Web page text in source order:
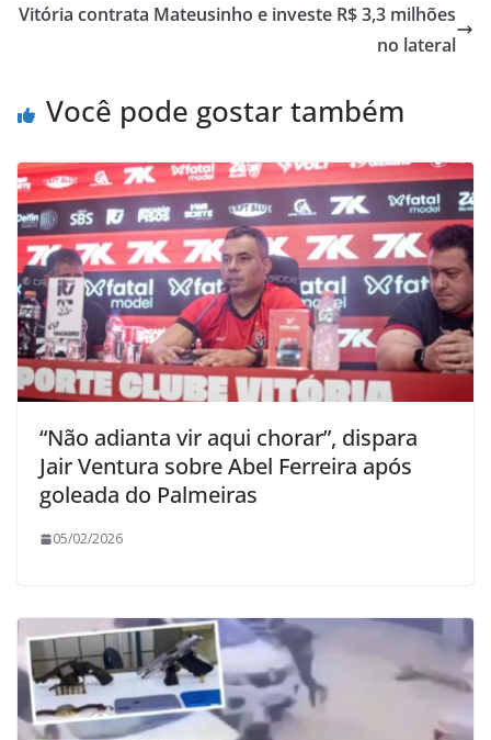
Vitória contrata Mateusinho e investe R$ 3,3 milhões
no lateral
Você pode gostar também
“Não adianta vir aqui chorar”, dispara
Jair Ventura sobre Abel Ferreira após
goleada do Palmeiras
05/02/2026